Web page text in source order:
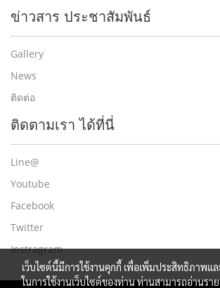
ข่าวสาร ประชาสัมพันธ์
Gallery
News
ติดต่อ
ติดตามเรา ได้ที่นี่
Line@
Youtube
Facebook
Twitter
Instragram
เว็บไซต์นี้มีการใช้งานคุกกี้ เพื่อเพิ่มประสิทธิภาพ
ในการใช้งานเว็บไซต์ของท่าน ท่านสามารถอ่านรา